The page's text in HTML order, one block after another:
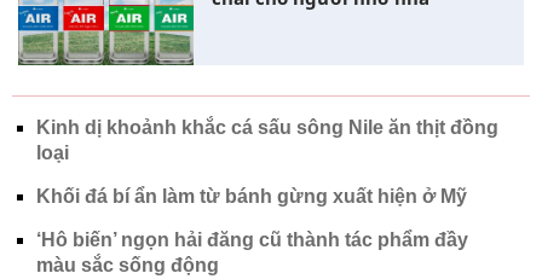
Kinh dị khoảnh khắc cá sấu sông Nile ăn thịt đồng
loại
Khối đá bí ẩn làm từ bánh gừng xuất hiện ở Mỹ
‘Hô biến’ ngọn hải đăng cũ thành tác phẩm đầy
màu sắc sống động